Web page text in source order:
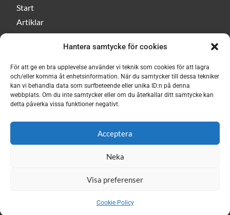
Hantera samtycke för cookies
För att ge en bra upplevelse använder vi teknik som cookies för att lagra
och/eller komma åt enhetsinformation. När du samtycker till dessa tekniker
kan vi behandla data som surfbeteende eller unika ID:n på denna
webbplats. Om du inte samtycker eller om du återkallar ditt samtycke kan
detta påverka vissa funktioner negativt.
Acceptera
Neka
Visa preferenser
Cookie Policy
Start
Artiklar
Esbri play
Om Esbri
Håll dig uppdaterad med vårt nyhetsbrev!
Prenumerera här
© ESBRI 2026